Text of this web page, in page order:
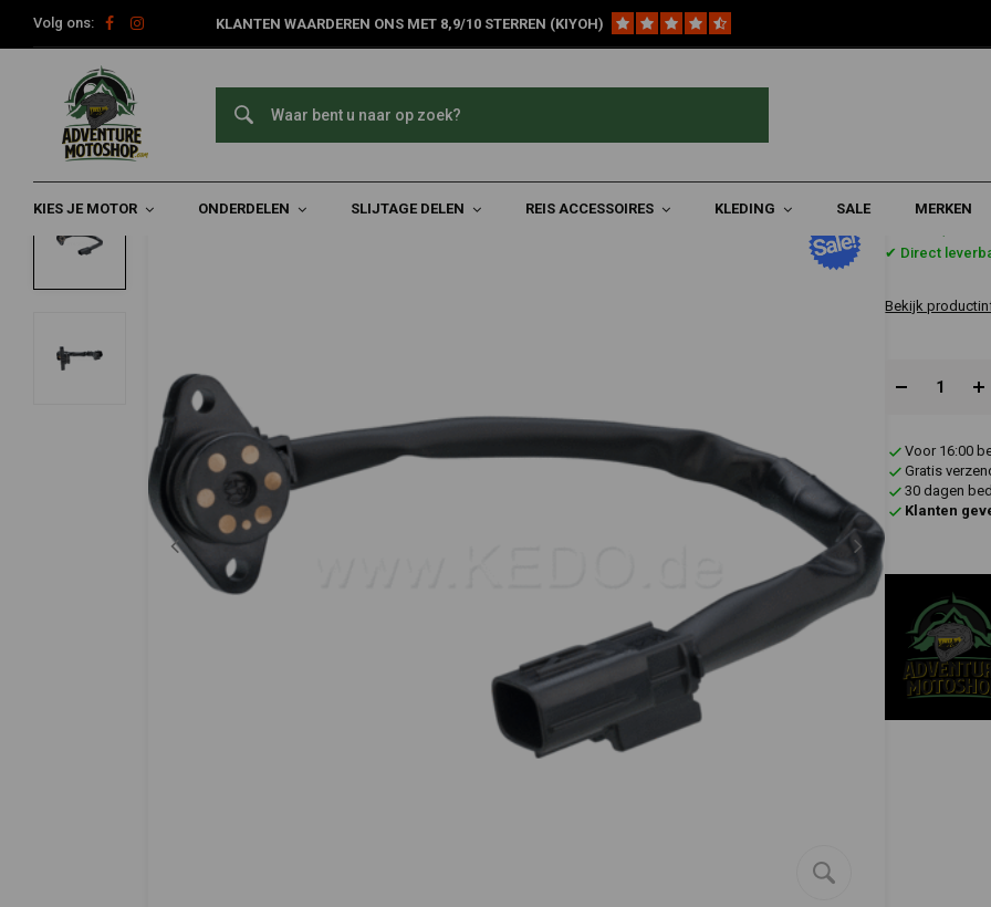
Volg ons: KLANTEN WAARDEREN ONS MET 8,9/10 STERREN (KIYOH)
KIES JE MOTOR ONDERDELEN SLIJTAGE DELEN REIS ACCESSOIRES KLEDING SALE MERKEN
Home Onderdelen Motorfiets Verlichting Schakelaars Neutrale Schakelaar OEM
KEDO
Neutrale Schakelaar OEM
0/5 (0 reviews)
€63,19
✔ Direct
Bekijk
Voor 16:00
Gratis
30 dagen
Klanten